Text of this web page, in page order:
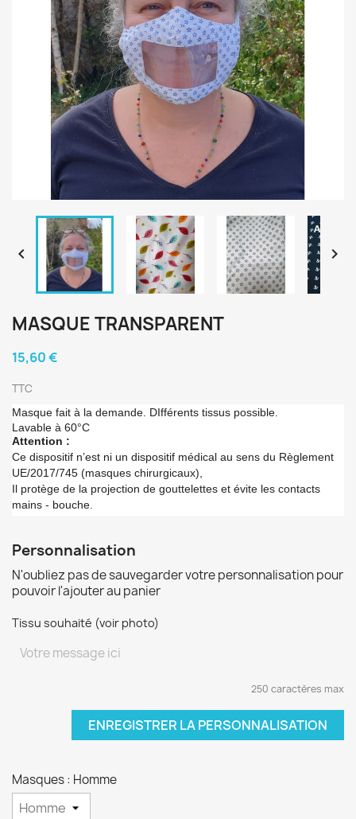
 
MASQUE TRANSPARENT
15,60 €
TTC
Masque fait à la demande. DIfférents tissus possible.
Lavable à 60°C
Attention :
Ce dispositif n’est ni un dispositif médical au sens du Règlement
UE/2017/745 (masques chirurgicaux),
Il protège de la projection de gouttelettes et évite les contacts
mains - bouche.
Personnalisation
N'oubliez pas de sauvegarder votre personnalisation pour
pouvoir l'ajouter au panier
Tissu souhaité (voir photo)
250 caractères max
ENREGISTRER LA PERSONNALISATION
Masques : Homme